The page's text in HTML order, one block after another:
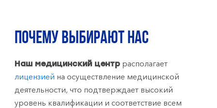
ПОЧЕМУ ВЫБИРАЮТ НАС
Наш медицинский центр располагает
лицензией на осуществление медицинской
деятельности, что подтверждает высокий
уровень квалификации и соответствие всем